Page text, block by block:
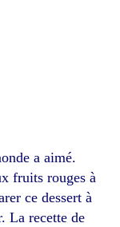
a aimé.
fruits rouges à
ce dessert à
La recette de